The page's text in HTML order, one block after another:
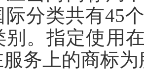
分类共有45
别。指定使用
务上的商标